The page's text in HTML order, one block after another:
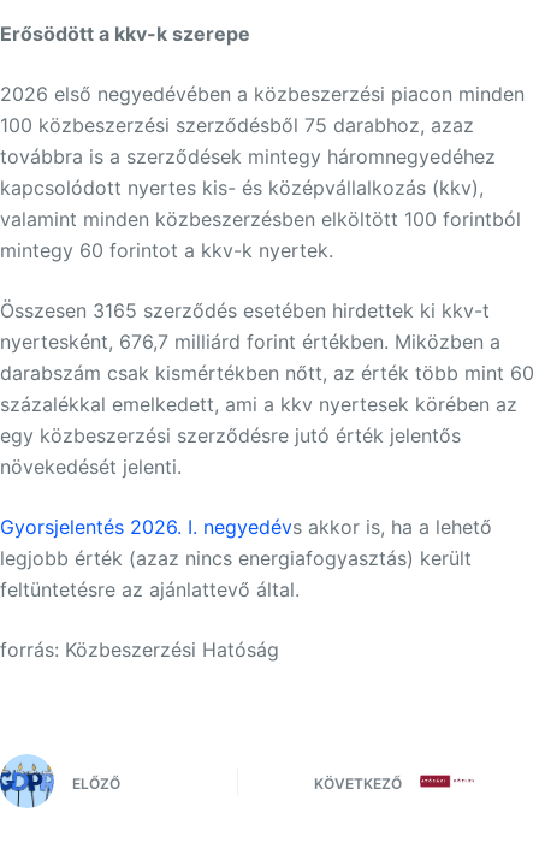
Erősödött a kkv-k szerepe
2026 első negyedévében a közbeszerzési piacon minden
100 közbeszerzési szerződésből 75 darabhoz, azaz
továbbra is a szerződések mintegy háromnegyedéhez
kapcsolódott nyertes kis- és középvállalkozás (kkv),
valamint minden közbeszerzésben elköltött 100 forintból
mintegy 60 forintot a kkv-k nyertek.
Összesen 3165 szerződés esetében hirdettek ki kkv-t
nyertesként, 676,7 milliárd forint értékben. Miközben a
darabszám csak kismértékben nőtt, az érték több mint 60
százalékkal emelkedett, ami a kkv nyertesek körében az
egy közbeszerzési szerződésre jutó érték jelentős
növekedését jelenti.
Gyorsjelentés 2026. I. negyedévs akkor is, ha a lehető
legjobb érték (azaz nincs energiafogyasztás) került
feltüntetésre az ajánlattevő által.
forrás: Közbeszerzési Hatóság
ELŐZŐ KÖVETKEZŐ